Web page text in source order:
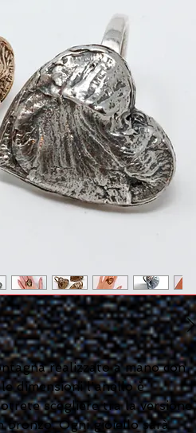
realizzato a mano con
dimensioni l'anello è
scegliere tra la versione
bronzo. Ogni gioiello sarà